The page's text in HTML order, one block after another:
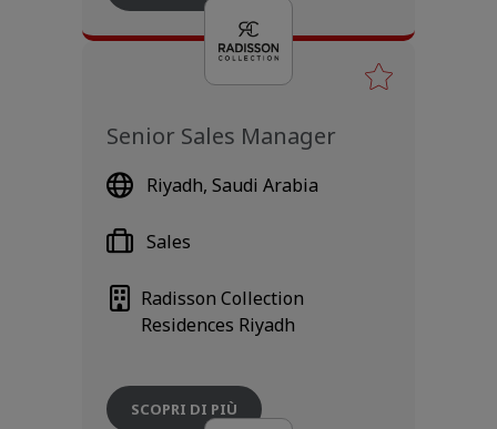
Senior Sales Manager
Riyadh, Saudi Arabia
Radisson Collection
Residences Riyadh
Sales
SCOPRI DI PIÙ